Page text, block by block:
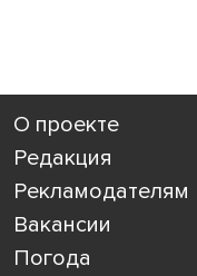
О проекте
Редакция
Рекламодателям
Вакансии
Погода